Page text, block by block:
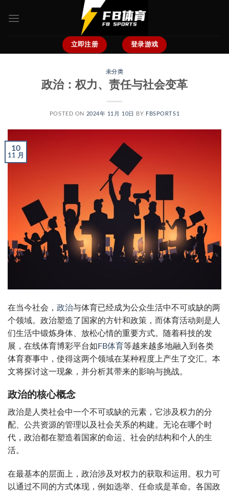
立即注册 登录游戏
未分类
政治：权力、责任与社会变革
POSTED ON 2024年 11月 10日 BY FBSPORTS1
10
11 月
在当今社会， 政治与体育已经成为公众生活中不可或缺的两
个领域。政治塑造了国家的方针和政策，而体育活动则是人
们生活中锻炼身体、放松心情的重要方式。随着科技的发
展，在线体育博彩平台如 FB体育等越来越多地融入到各类
体育赛事中，使得这两个领域在某种程度上产生了交汇。本
文将探讨这一现象，并分析其带来的影响与挑战。
政治的核心概念
政治是人类社会中一个不可或缺的元素，它涉及权力的分
配、公共资源的管理以及社会关系的构建。无论在哪个时
代，政治都在塑造着国家的命运、社会的结构和个人的生
活。
在最基本的层面上，政治涉及对权力的获取和运用。权力可
以通过不同的方式体现，例如选举、任命或是革命。各国政